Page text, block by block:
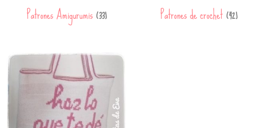
Patrones Amigurumis(33) Patrones de crochet(42)